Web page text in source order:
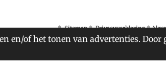
en/of het tonen van advertenties.
*Sitemap *Privacyverklaring*